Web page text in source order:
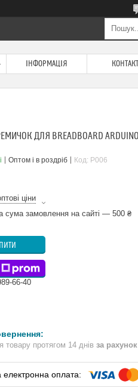
ІНФОРМАЦІЯ
ДЛЯ BREADBOARD
Оптом і в роздріб Код: P006
ціни
сума замовлення на сайті — 500 ₴
66-40
товару протягом 14 днів за